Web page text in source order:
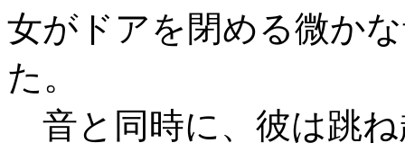
女がドアを閉める微か
た。
音と同時に、彼は跳